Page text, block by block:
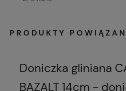
PRODUKTY
Doniczka gliniana
BAZALT 14cm -